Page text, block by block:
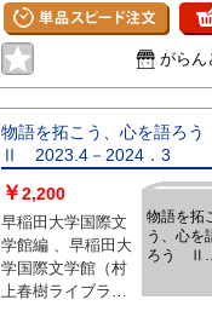
がらん
物語を拓こう、心を語ろう
Ⅱ 2023.4－2024．3
物語を拓
う、心を
ろう Ⅱ
2024．3
￥2,200
早稲田大学国際文
学館編 、早稲田大
学国際文学館（村
上春樹ライブラリ